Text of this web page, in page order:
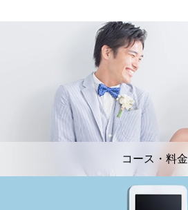
コース・料金